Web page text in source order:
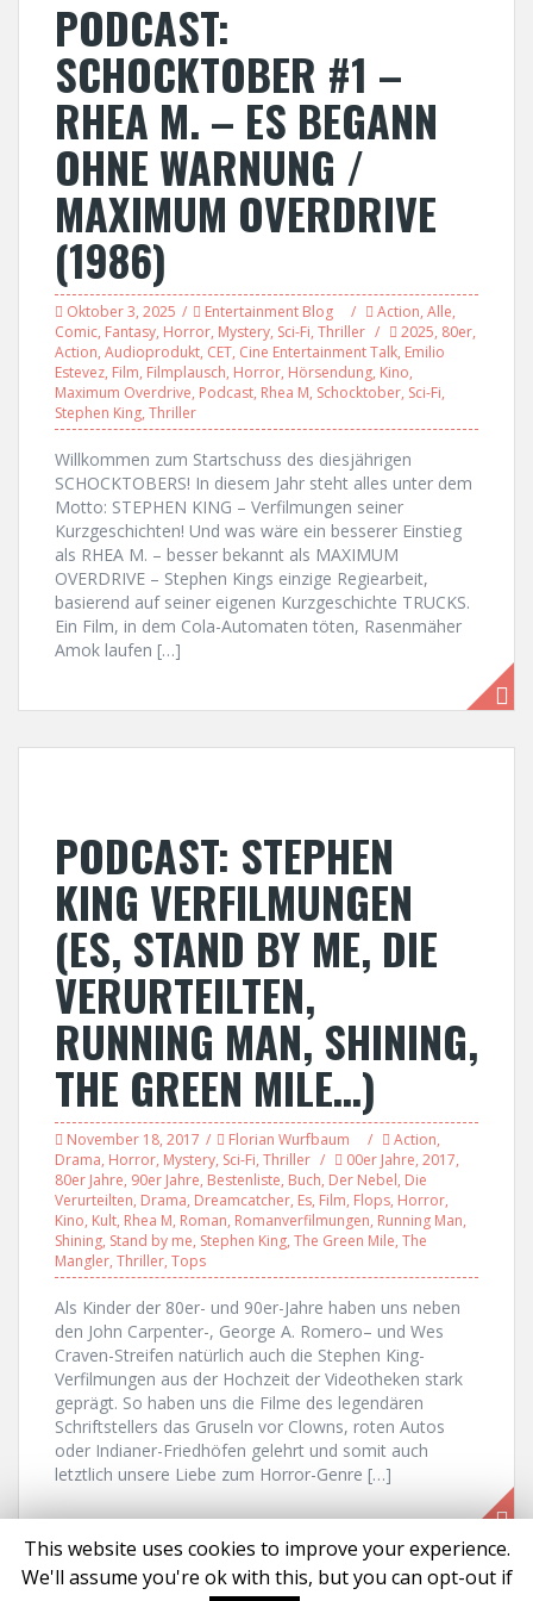
PODCAST:
SCHOCKTOBER #1 –
RHEA M. – ES BEGANN
OHNE WARNUNG /
MAXIMUM OVERDRIVE
(1986)
Oktober 3, 2025 Entertainment Blog Action, Alle,
Comic, Fantasy, Horror, Mystery, Sci-Fi, Thriller 2025, 80er,
Action, Audioprodukt, CET, Cine Entertainment Talk, Emilio
Estevez, Film, Filmplausch, Horror, Hörsendung, Kino,
Maximum Overdrive, Podcast, Rhea M, Schocktober, Sci-Fi,
Stephen King, Thriller
Willkommen zum Startschuss des diesjährigen
SCHOCKTOBERS! In diesem Jahr steht alles unter dem
Motto: STEPHEN KING – Verfilmungen seiner
Kurzgeschichten! Und was wäre ein besserer Einstieg
als RHEA M. – besser bekannt als MAXIMUM
OVERDRIVE – Stephen Kings einzige Regiearbeit,
basierend auf seiner eigenen Kurzgeschichte TRUCKS.
Ein Film, in dem Cola-Automaten töten, Rasenmäher
Amok laufen […]
PODCAST: STEPHEN
KING VERFILMUNGEN
(ES, STAND BY ME, DIE
VERURTEILTEN,
RUNNING MAN, SHINING,
THE GREEN MILE…)
November 18, 2017 Florian Wurfbaum Action,
Drama, Horror, Mystery, Sci-Fi, Thriller 00er Jahre, 2017,
80er Jahre, 90er Jahre, Bestenliste, Buch, Der Nebel, Die
Verurteilten, Drama, Dreamcatcher, Es, Film, Flops, Horror,
Kino, Kult, Rhea M, Roman, Romanverfilmungen, Running Man,
Shining, Stand by me, Stephen King, The Green Mile, The
Mangler, Thriller, Tops
Als Kinder der 80er- und 90er-Jahre haben uns neben
den John Carpenter-, George A. Romero– und Wes
Craven-Streifen natürlich auch die Stephen King-
Verfilmungen aus der Hochzeit der Videotheken stark
geprägt. So haben uns die Filme des legendären
Schriftstellers das Gruseln vor Clowns, roten Autos
oder Indianer-Friedhöfen gelehrt und somit auch
letztlich unsere Liebe zum Horror-Genre […]
Proudly powered by WordPress |Theme: Solon by aThemes
This website uses cookies to improve your experience.
We'll assume you're ok with this, but you can opt-out if